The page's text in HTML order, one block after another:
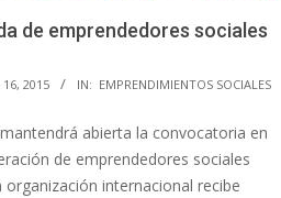
de emprendedores sociales
16, 2015 IN: EMPRENDIMIENTOS SOCIALES
abierta la convocatoria en
de emprendedores sociales
organización internacional recibe